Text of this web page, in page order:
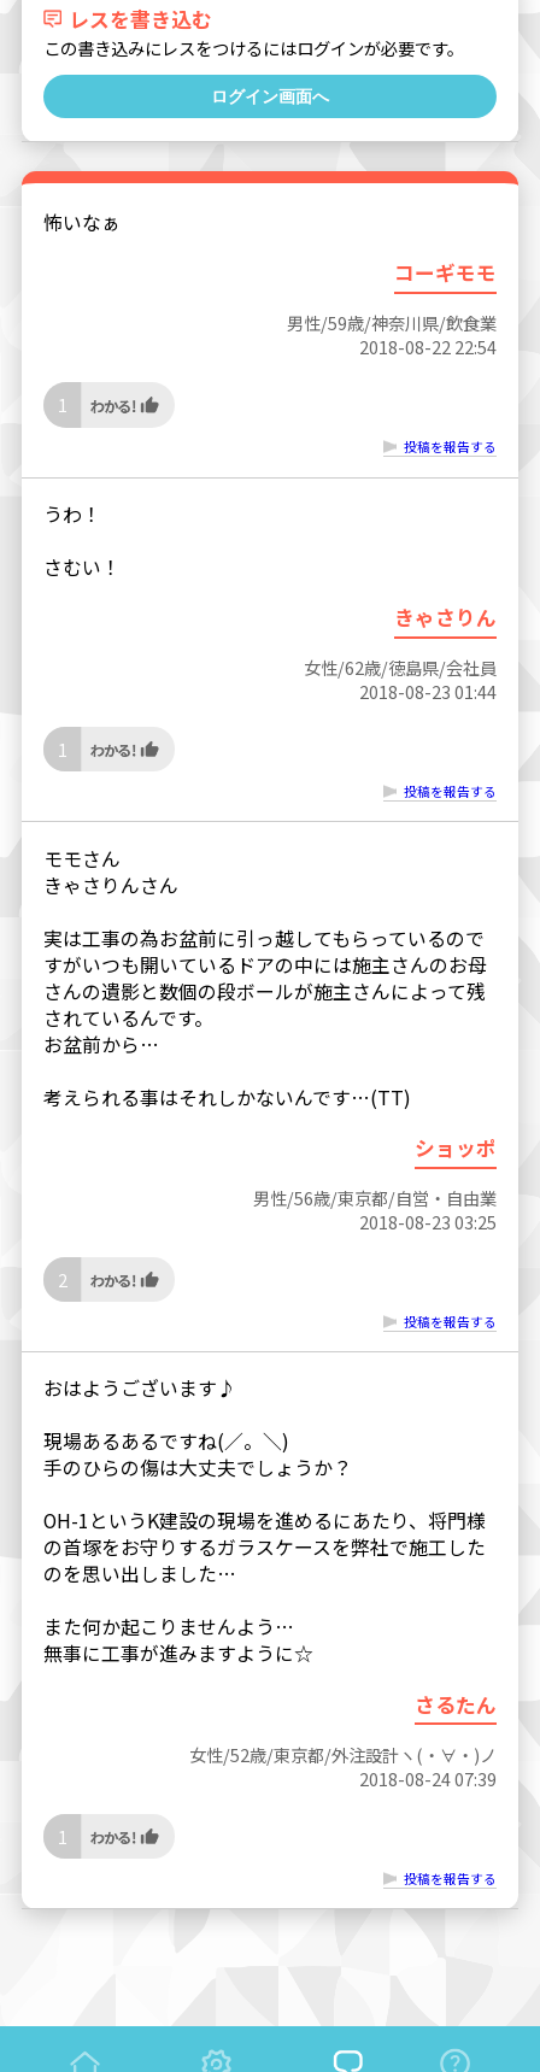
レスを書き込む
この書き込みにレスをつけるにはログインが必要です。
ログイン画面へ
怖いなぁ
コーギモモ
男性/59歳/神奈川県/飲食業
2018-08-22 22:54
1
投稿を報告する
うわ！
さむい！
きゃさりん
女性/62歳/徳島県/会社員
2018-08-23 01:44
1
投稿を報告する
モモさん
きゃさりんさん
実は工事の為お盆前に引っ越してもらっているので
すがいつも開いているドアの中には施主さんのお母
さんの遺影と数個の段ボールが施主さんによって残
されているんです。
お盆前から…
考えられる事はそれしかないんです…(TT)
ショッポ
男性/56歳/東京都/自営・自由業
2018-08-23 03:25
2
投稿を報告する
おはようございます♪
現場あるあるですね(／。＼)
手のひらの傷は大丈夫でしょうか？
OH-1というK建設の現場を進めるにあたり、将門様
の首塚をお守りするガラスケースを弊社で施工した
のを思い出しました…
また何か起こりませんよう…
無事に工事が進みますように☆
さるたん
女性/52歳/東京都/外注設計ヽ(・∀・)ノ
2018-08-24 07:39
1
投稿を報告する